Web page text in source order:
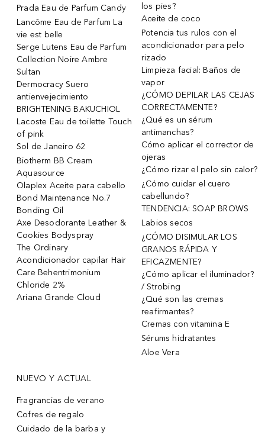
Prada Eau de Parfum Candy
Lancôme Eau de Parfum La
vie est belle
Serge Lutens Eau de Parfum
Collection Noire Ambre
Sultan
Dermocracy Suero
antienvejecimiento
BRIGHTENING BAKUCHIOL
Lacoste Eau de toilette Touch
of pink
Sol de Janeiro 62
Biotherm BB Cream
Aquasource
Olaplex Aceite para cabello
Bond Maintenance No.7
Bonding Oil
Axe Desodorante Leather &
Cookies Bodyspray
The Ordinary
Acondicionador capilar Hair
Care Behentrimonium
Chloride 2%
Ariana Grande Cloud
los pies?
Aceite de coco
Potencia tus rulos con el
acondicionador para pelo
rizado
Limpieza facial: Baños de
vapor
¿CÓMO DEPILAR LAS CEJAS
CORRECTAMENTE?
¿Qué es un sérum
antimanchas?
Cómo aplicar el corrector de
ojeras
¿Cómo rizar el pelo sin calor?
¿Cómo cuidar el cuero
cabellundo?
TENDENCIA: SOAP BROWS
Labios secos
¿CÓMO DISIMULAR LOS
GRANOS RÁPIDA Y
EFICAZMENTE?
¿Cómo aplicar el iluminador?
/ Strobing
¿Qué son las cremas
reafirmantes?
Cremas con vitamina E
Sérums hidratantes
Aloe Vera
NUEVO Y ACTUAL
Fragrancias de verano
Cofres de regalo
Cuidado de la barba y